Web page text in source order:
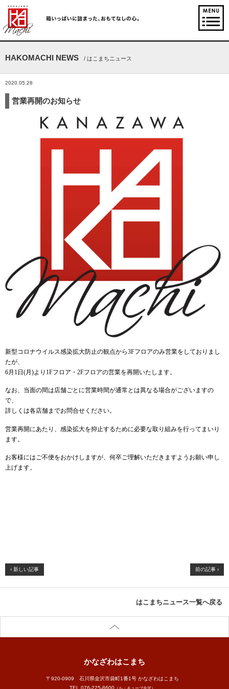
HAKOMACHI NEWS / はこまちニュース
2020.05.28
営業再開のお知らせ
新型コロナウイルス感染拡大防止の観点から3Fフロアのみ営業をしておりまし
たが、
6月1日(月)より1Fフロア・2Fフロアの営業を再開いたします。
なお、当面の間は店舗ごとに営業時間が通常とは異なる場合がございますの
で、
詳しくは各店舗までお問合せください。
営業再開にあたり、感染拡大を抑止するために必要な取り組みを行ってまいり
ます。
お客様にはご不便をおかけしますが、何卒ご理解いただきますようお願い申し
上げます。
‹ 新しい記事 前の記事 ›
はこまちニュース一覧へ戻る
かなざわはこまち
〒920-0909 石川県金沢市袋町1番1号 かなざわはこまち
TEL. 076-225-8600